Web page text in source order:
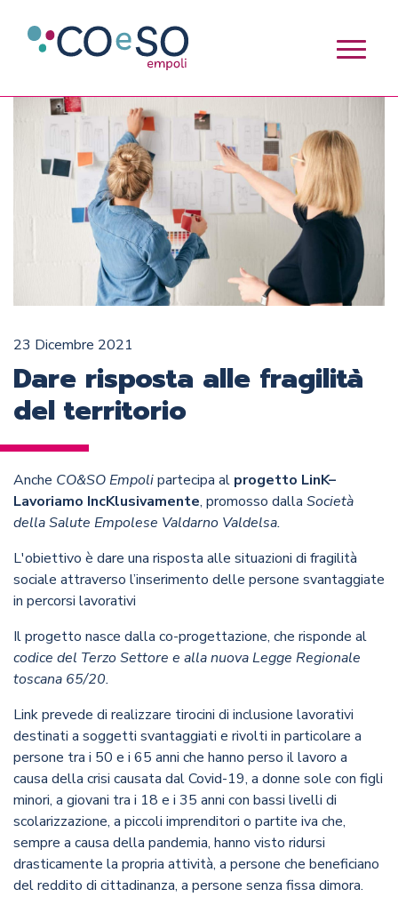
23 Dicembre 2021
Dare risposta alle fragilità
del territorio
Anche CO&SO Empolipartecipa al progetto LinK–
Lavoriamo IncKlusivamente, promosso dalla Società
della Salute Empolese Valdarno Valdelsa.
L'obiettivo è dare una risposta alle situazioni di fragilità
sociale attraverso l’inserimento delle persone svantaggiate
in percorsi lavorativi
Il progetto nasce dalla co-progettazione, che risponde al
codice del Terzo Settore e alla nuova Legge Regionale
toscana 65/20.
Link prevede di realizzare tirocini di inclusione lavorativi
destinati a soggetti svantaggiati e rivolti in particolare a
persone tra i 50 e i 65 anni che hanno perso il lavoro a
causa della crisi causata dal Covid-19, a donne sole con figli
minori, a giovani tra i 18 e i 35 anni con bassi livelli di
scolarizzazione, a piccoli imprenditori o partite iva che,
sempre a causa della pandemia, hanno visto ridursi
drasticamente la propria attività, a persone che beneficiano
del reddito di cittadinanza, a persone senza fissa dimora.